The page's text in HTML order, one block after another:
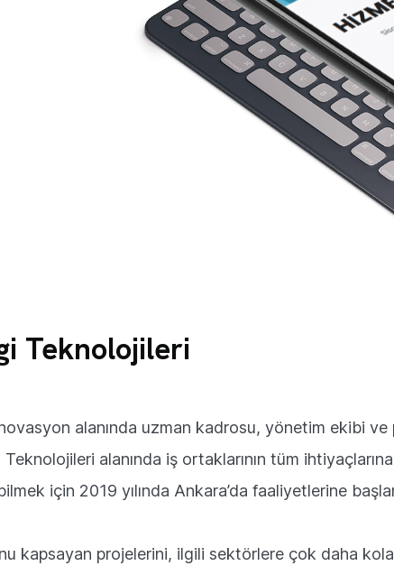
Teknolojileri
alanında uzman kadrosu, yönetim ekibi ve
Teknolojileri alanında iş ortaklarının tüm
için 2019 yılında Ankara’da faaliyetlerine
kapsayan projelerini, ilgili sektörlere çok daha